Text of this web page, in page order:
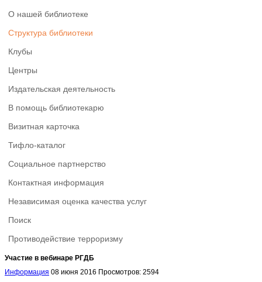
О нашей библиотеке
Структура библиотеки
Клубы
Центры
Издательская деятельность
В помощь библиотекарю
Визитная карточка
Тифло-каталог
Социальное партнерство
Контактная информация
Независимая оценка качества услуг
Поиск
Противодействие терроризму
Участие в вебинаре РГДБ
Информация 08 июня 2016 Просмотров: 2594